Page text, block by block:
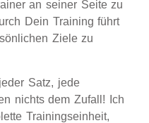
an seiner Seite zu
Dein Training führt
Ziele zu
Satz, jede
nichts dem Zufall! Ich
Trainingseinheit,